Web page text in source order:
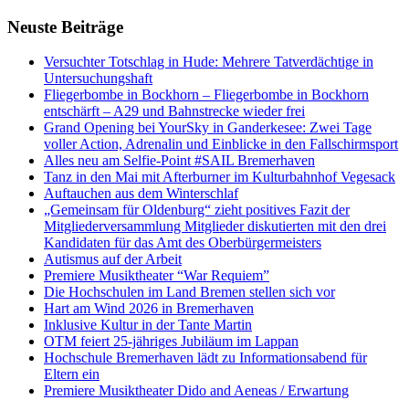
Neuste Beiträge
Versucht­er Totschlag in Hude: Mehrere Tatverdächtige in
Untersuchungshaft
Fliegerbombe in Bockhorn – Fliegerbombe in Bockhorn
entschärft – A29 und Bahnstrecke wieder frei
Grand Opening bei YourSky in Ganderkesee: Zwei Tage
voller Action, Adrenalin und Einblicke in den Fallschirmsport
Alles neu am Selfie-Point #SAIL Bremerhaven
Tanz in den Mai mit Afterburner im Kulturbahnhof Vegesack
Auftauchen aus dem Winterschlaf
„Gemeinsam für Oldenburg“ zieht positives Fazit der
Mitgliederversammlung Mitglieder diskutierten mit den drei
Kandidaten für das Amt des Oberbürgermeisters
Autismus auf der Arbeit
Premiere Musiktheater “War Requiem”
Die Hochschulen im Land Bremen stellen sich vor
Hart am Wind 2026 in Bremerhaven
Inklusive Kultur in der Tante Martin
OTM feiert 25-jähriges Jubiläum im Lappan
Hochschule Bremerhaven lädt zu Informationsabend für
Eltern ein
Premiere Musiktheater Dido and Aeneas / Erwartung